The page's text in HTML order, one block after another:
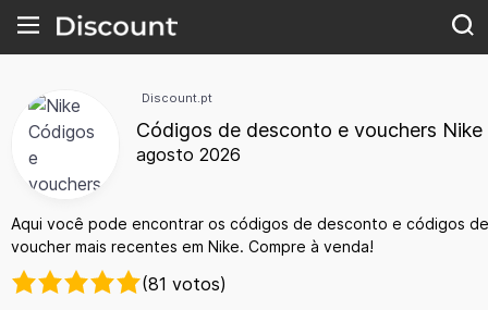
Discount.pt
Códigos de desconto e vouchers Nike
agosto 2026
Aqui você pode encontrar os códigos de desconto e códigos de
voucher mais recentes em Nike. Compre à venda!
(81 votos)